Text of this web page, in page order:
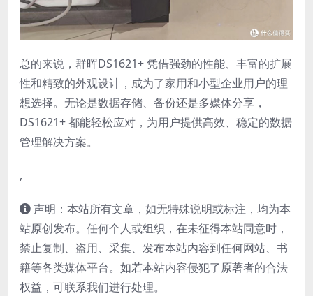
总的来说，群晖DS1621+ 凭借强劲的性能、丰富的扩展
性和精致的外观设计，成为了家用和小型企业用户的理
想选择。无论是数据存储、备份还是多媒体分享，
DS1621+ 都能轻松应对，为用户提供高效、稳定的数据
管理解决方案。
,
声明：本站所有文章，如无特殊说明或标注，均为本
站原创发布。任何个人或组织，在未征得本站同意时，
禁止复制、盗用、采集、发布本站内容到任何网站、书
籍等各类媒体平台。如若本站内容侵犯了原著者的合法
权益，可联系我们进行处理。